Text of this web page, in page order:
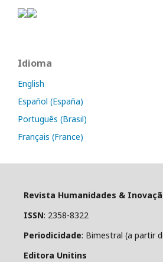
Idioma
English
Español (España)
Português (Brasil)
Français (France)
Revista Humanidades &
ISSN: 2358-8322
Periodicidade: Bimestral (a partir
Editora Unitins